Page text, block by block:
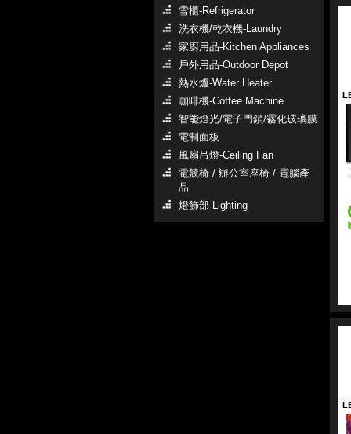
雪櫃-Refrigerator
洗衣機/乾衣機-Laundry
家廚用品-Kitchen Appliances
戶外用品-Outdoor Depot
熱水爐-Water Heater
咖啡機-Coffee Machine
智能燈光/電子門鎖/霧化玻璃膜
電制面板
風扇吊燈-Ceiling Fan
電競椅 / 辦公室座椅 / 電腦產
品
燈飾部-Lighting